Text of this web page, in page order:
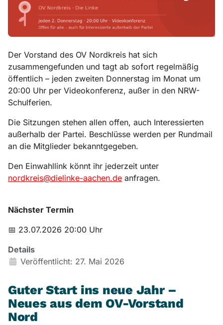
Der Vorstand des OV Nordkreis hat sich
zusammengefunden und tagt ab sofort regelmäßig
öffentlich – jeden zweiten Donnerstag im Monat um
20:00 Uhr per Videokonferenz, außer in den NRW-
Schulferien.
Die Sitzungen stehen allen offen, auch Interessierten
außerhalb der Partei. Beschlüsse werden per Rundmail
an die Mitglieder bekanntgegeben.
Den Einwahllink könnt ihr jederzeit unter
nordkreis@dielinke-aachen.de anfragen.
Nächster Termin
📅 23.07.2026 20:00 Uhr
Details
Veröffentlicht: 27. Mai 2026
Guter Start ins neue Jahr –
Neues aus dem OV-Vorstand
Nord